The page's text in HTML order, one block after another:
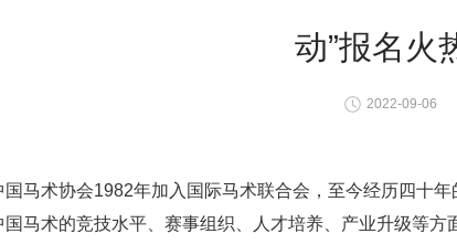
动”报名火
2022-09-06
国马术协会1982年加入国际马术联合会，至今经历四十
国马术的竞技水平、赛事组织、人才培养、产业升级等